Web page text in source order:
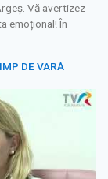
Vă avertizez
emoțional! În
DE VARĂ